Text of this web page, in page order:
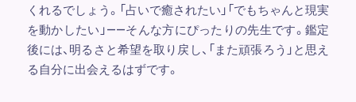
くれるでしょう。「占いで癒されたい」「でもちゃんと現実
を動かしたい」――そんな方にぴったりの先生です。鑑定
後には、明るさと希望を取り戻し、「また頑張ろう」と思え
る自分に出会えるはずです。